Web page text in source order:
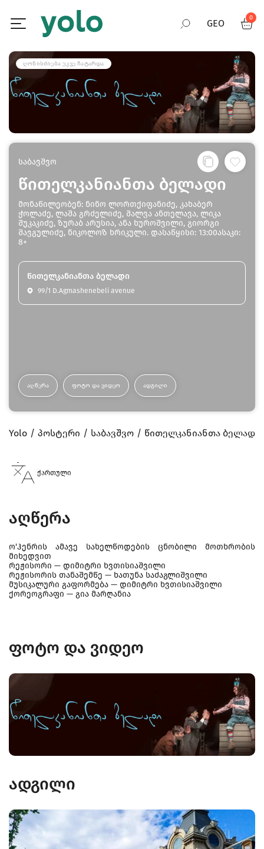
GEO
ENG
0
ᲦᲝᲜᲘᲡᲫᲘᲔᲑᲐ ᲣᲙᲕᲔ ᲩᲐᲢᲐᲠᲓᲐ
საბავშვო
წითელკანიანთა ბელადი
მონაწილეობენ: ნინო ლორთქიფანიძე, კახაბერ
ჭოლაძე, ლაშა გრძელიძე, შალვა ანთელავა, ლიკა
შუკაკიძე, ზურაბ არუსია, ანა ხუროშვილი, გიორგი
შავგულიძე, ნიკოლოზ ხრიკული. დასაწყისი: 13:00ასაკი:
8+
წითელკანიანთა ბელადი
99/1 D.Agmashenebeli avenue
ᲐᲦᲬᲔᲠᲐ ᲤᲝᲢᲝ ᲓᲐ ᲕᲘᲓᲔᲝ ᲐᲓᲒᲘᲚᲘ
Yolo პოსტერი საბავშვო წითელკანიანთა ბელადი
ქართული
აღწერა
ო'ჰენრის ამავე სახელწოდების ცნობილი მოთხრობის
მიხედვით
რეჟისორი — დიმიტრი ხვთისიაშვილი
რეჟისორის თანაშემწე — ხათუნა საძაგლიშვილი
მუსიკალური გაფორმება — დიმიტრი ხვთისიაშვილი
ქორეოგრაფი — გია მარღანია
ფოტო და ვიდეო
ადგილი